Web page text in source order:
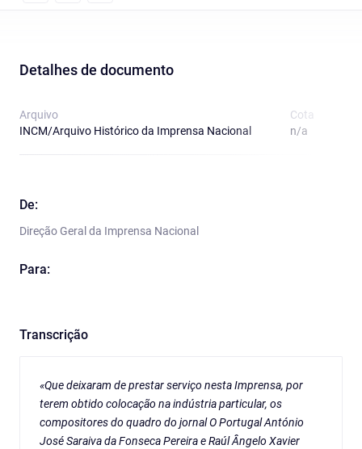
Detalhes de documento
Arquivo
INCM/Arquivo Histórico da Imprensa Nacional
Cota
n/a
De:
Direção Geral da Imprensa Nacional
Para:
Transcrição
«Que deixaram de prestar serviço nesta Imprensa, por
terem obtido colocação na indústria particular, os
compositores do quadro do jornal O Portugal António
José Saraiva da Fonseca Pereira e Raúl Ângelo Xavier